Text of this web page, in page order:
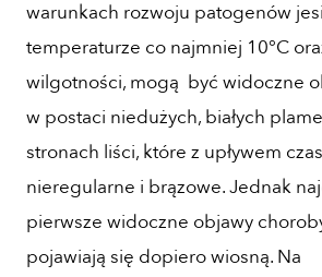
warunkach rozwoju patogenów
temperaturze co najmniej 10°C
wilgotności, mogą być widoczne
w postaci niedużych, białych
stronach liści, które z upływem
nieregularne i brązowe. Jednak
pierwsze widoczne objawy
pojawiają się dopiero wiosną. Na